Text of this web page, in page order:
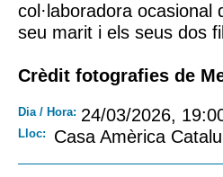
col·laboradora ocasional
seu marit i els seus dos
Crèdit fotografies de
Dia / Hora: 24/03/2026,
Lloc: Casa Amèrica